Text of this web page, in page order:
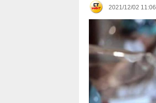
2021/12/02 11:06